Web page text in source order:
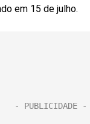
em 15 de julho.